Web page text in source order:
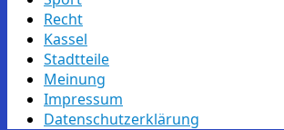
Recht
Kassel
Stadtteile
Meinung
Impressum
Datenschutzerklärung